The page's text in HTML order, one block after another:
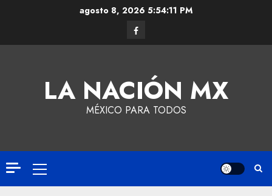
agosto 8, 2026 5:54:11 PM
LA NACIÓN MX
MÉXICO PARA TODOS